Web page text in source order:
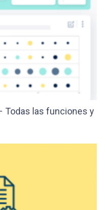
Todas las funciones y